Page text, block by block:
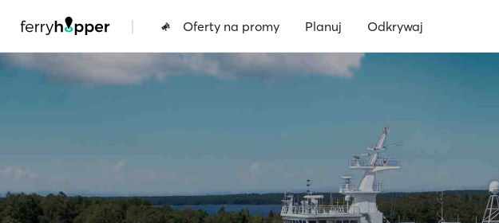
| Oferty na promy Planuj Odkrywaj